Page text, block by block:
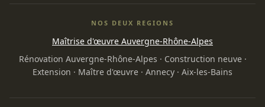
NOS DEUX REGIONS
Maîtrise d'œuvre Auvergne-Rhône-Alpes
Rénovation Auvergne-Rhône-Alpes · Construction neuve·
Extension · Maître d'œuvre · Annecy · Aix-les-Bains